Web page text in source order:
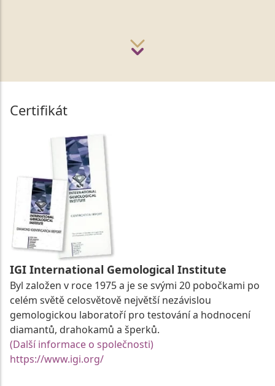
Certifikát
IGI International Gemological Institute
Byl založen v roce 1975 a je se svými 20 pobočkami po
celém světě celosvětově největší nezávislou
gemologickou laboratoří pro testování a hodnocení
diamantů, drahokamů a šperků.
(Další informace o společnosti)
https://www.igi.org/